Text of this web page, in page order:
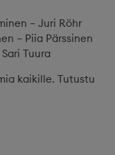
– Juri Röhr
– Piia Pärssinen
Tuura
kaikille. Tutustu